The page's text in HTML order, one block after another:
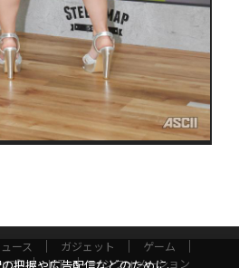
ース ガジェット
ゲーム
プ ICT インフォメーション